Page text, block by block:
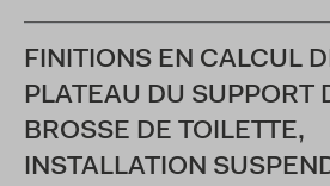
FINITIONS EN CALCUL
PLATEAU DU SUPPORT
BROSSE DE TOILETTE,
INSTALLATION